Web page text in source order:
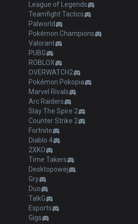
League of Legends
Teamfight Tactics
Palworld
Pokémon Champions
Valorant
PUBG
ROBLOX
OVERWATCH2
Pokémon Pokopia
Marvel Rivals
Arc Raiders
Slay The Spire 2
Counter Strike 2
Fortnite
Diablo 4
2XKO
Time Takers
Desktopowej
Gry
Duo
TalkG
Esports
Gigs